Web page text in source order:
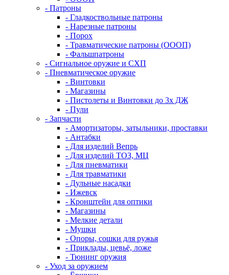
- Патроны
- Гладкоствольные патроны
- Нарезные патроны
- Порох
- Травматические патроны (ОООП)
- Фальшпатроны
- Сигнальное оружие и СХП
- Пневматическое оружие
- Винтовки
- Магазины
- Пистолеты и Винтовки до 3х ДЖ
- Пули
- Запчасти
- Амортизаторы, затыльники, проставки
- Антабки
- Для изделий Вепрь
- Для изделий ТОЗ, МЦ
- Для пневматики
- Для травматики
- Дульные насадки
- Ижевск
- Кронштейн для оптики
- Магазины
- Мелкие детали
- Мушки
- Опоры, сошки для ружья
- Приклады, цевьё, ложе
- Тюнинг оружия
- Уход за оружием